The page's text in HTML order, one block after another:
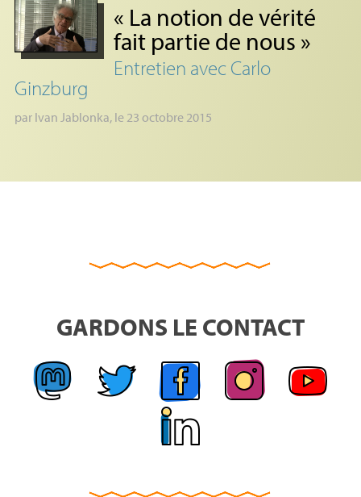
« La notion de vérité
fait partie de nous »
Entretien avec Carlo
Ginzburg
par Ivan Jablonka, le 23 octobre 2015
GARDONS LE CONTACT